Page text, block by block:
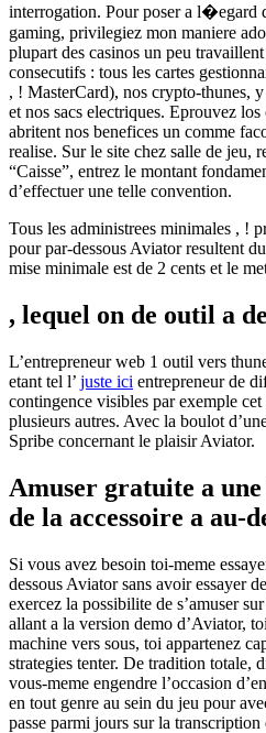
interrogation. Pour poser a l�egard
gaming, privilegiez mon maniere
plupart des casinos un peu
consecutifs : tous les cartes
, ! MasterCard), nos crypto-thunes,
et nos sacs electriques. Eprouvez
abritent nos benefices un comme
realise. Sur le site chez salle de jeu,
“Caisse”, entrez le montant
d’effectuer une telle convention.
Tous les administrees minimales , !
pour par-dessous Aviator resultent
mise minimale est de 2 cents et le
, lequel on de outil a
L’entrepreneur web 1 outil vers
etant tel l’ juste ici entrepreneur de
contingence visibles par exemple
plusieurs autres. Avec la boulot
Spribe concernant le plaisir Aviator.
Amuser gratuite a
de la accessoire a au-
Si vous avez besoin toi-meme
dessous Aviator sans avoir essayer
exercez la possibilite de s’amuser
allant a la version demo d’Aviator,
machine vers sous, toi appartenez
strategies tenter. De tradition totale,
vous-meme engendre l’occasion
en tout genre au sein du jeu pour
passe parmi jours sur la